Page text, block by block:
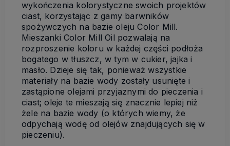
wykończenia kolorystyczne swoich projektów
ciast, korzystając z gamy barwników
spożywczych na bazie oleju Color Mill.
Mieszanki Color Mill Oil pozwalają na
rozproszenie koloru w każdej części podłoża
bogatego w tłuszcz, w tym w cukier, jajka i
masło. Dzieje się tak, ponieważ wszystkie
materiały na bazie wody zostały usunięte i
zastąpione olejami przyjaznymi do pieczenia i
ciast; oleje te mieszają się znacznie lepiej niż
żele na bazie wody (o których wiemy, że
odpychają wodę od olejów znajdujących się w
pieczeniu).